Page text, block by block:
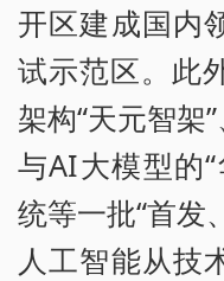
开区建成国内
试示范区。此
架构“天元智架
与AI大模型的
统等一批“首发
人工智能从技